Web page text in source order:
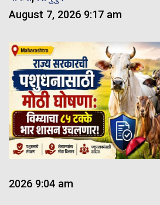
August 7, 2026 9:17 am
2026 9:04 am